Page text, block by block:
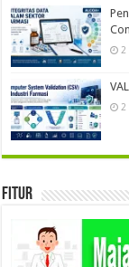
2
2
Fitur